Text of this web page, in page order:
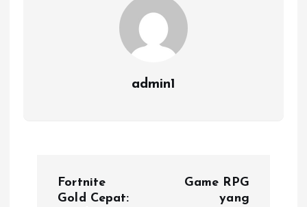
admin1
Fortnite
Gold Cepat:
Game RPG
yang